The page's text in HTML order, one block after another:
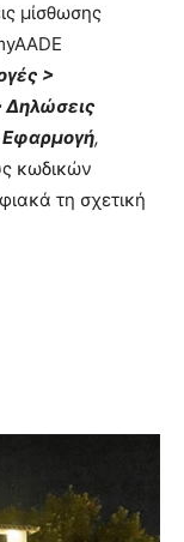
μίσθωσης
>
Δηλώσεις
Εφαρμογή,
κωδικών
τη σχετική